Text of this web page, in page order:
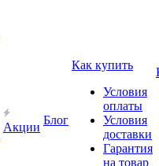
Акции
Блог
Как купить
Условия
оплаты
Условия
доставки
Гарантия
на товар